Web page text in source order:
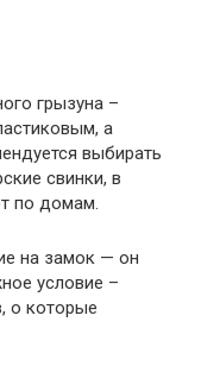
грызуна –
а
выбирать
свинки, в
по домам.
на замок — он
условие –
о которые